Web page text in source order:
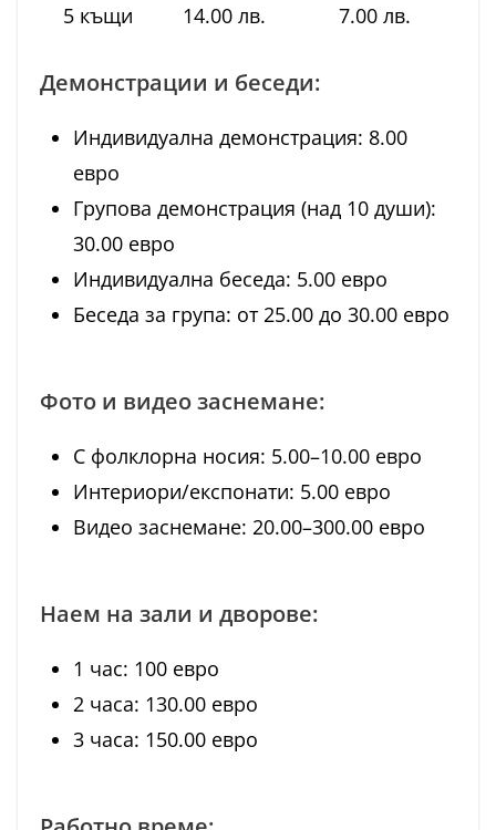
5 къщи
14.00 лв. 7.00 лв.
Демонстрации и беседи:
Индивидуална демонстрация: 8.00
евро
Групова демонстрация (над 10 души):
30.00 евро
Индивидуална беседа: 5.00 евро
Беседа за група: от 25.00 до 30.00 евро
Фото и видео заснемане:
С фолклорна носия: 5.00–10.00 евро
Интериори/експонати: 5.00 евро
Видео заснемане: 20.00–300.00 евро
Наем на зали и дворове:
1 час: 100 евро
2 часа: 130.00 евро
3 часа: 150.00 евро